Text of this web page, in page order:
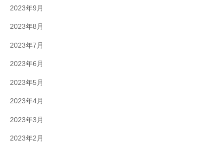
2023年9月
2023年8月
2023年7月
2023年6月
2023年5月
2023年4月
2023年3月
2023年2月